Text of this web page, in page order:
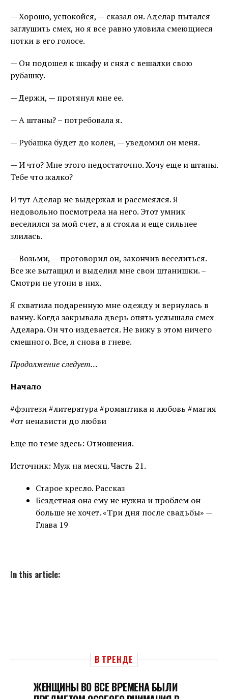
— Хорошо, успокойся, — сказал он. Аделар пытался
заглушить смех, но я все равно уловила смеющиеся
нотки в его голосе.
— Он подошел к шкафу и снял с вешалки свою
рубашку.
— Держи, — протянул мне ее.
— А штаны? – потребовала я.
— Рубашка будет до колен, — уведомил он меня.
— И что? Мне этого недостаточно. Хочу еще и штаны.
Тебе что жалко?
И тут Аделар не выдержал и рассмеялся. Я
недовольно посмотрела на него. Этот умник
веселился за мой счет, а я стояла и еще сильнее
злилась.
— Возьми, — проговорил он, закончив веселиться.
Все же вытащил и выделил мне свои штанишки. –
Смотри не утони в них.
Я схватила подаренную мне одежду и вернулась в
ванну. Когда закрывала дверь опять услышала смех
Аделара. Он что издевается. Не вижу в этом ничего
смешного. Все, я снова в гневе.
Продолжение следует…
Начало
#фэнтези #литература #романтика и любовь #магия
#от ненависти до любви
Еще по теме здесь: Отношения.
Источник: Муж на месяц. Часть 21.
Старое кресло. Рассказ
Бездетная она ему не нужна и проблем он
больше не хочет. «Три дня после свадьбы» —
Глава 19
In this article:
В ТРЕНДЕ
ЖЕНЩИНЫ ВО ВСЕ ВРЕМЕНА БЫЛИ